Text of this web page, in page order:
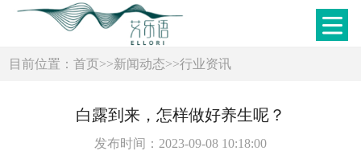
目前位置：首页>>新闻动态>>行业资讯
白露到来，怎样做好养生呢？
发布时间：2023-09-08 10:18:00